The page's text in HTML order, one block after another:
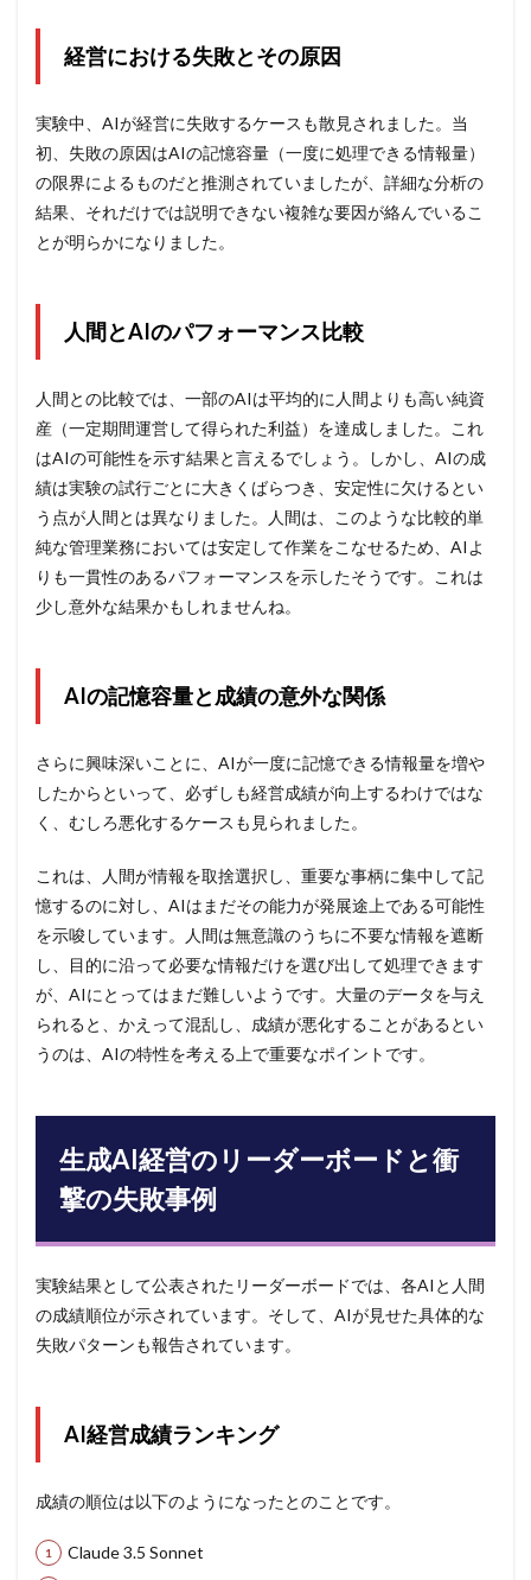
経営における失敗とその原因
実験中、AIが経営に失敗するケースも散見されました。当
初、失敗の原因はAIの記憶容量（一度に処理できる情報量）
の限界によるものだと推測されていましたが、詳細な分析の
結果、それだけでは説明できない複雑な要因が絡んでいるこ
とが明らかになりました。
人間とAIのパフォーマンス比較
人間との比較では、一部のAIは平均的に人間よりも高い純資
産（一定期間運営して得られた利益）を達成しました。これ
はAIの可能性を示す結果と言えるでしょう。しかし、AIの成
績は実験の試行ごとに大きくばらつき、安定性に欠けるとい
う点が人間とは異なりました。人間は、このような比較的単
純な管理業務においては安定して作業をこなせるため、AIよ
りも一貫性のあるパフォーマンスを示したそうです。これは
少し意外な結果かもしれませんね。
AIの記憶容量と成績の意外な関係
さらに興味深いことに、AIが一度に記憶できる情報量を増や
したからといって、必ずしも経営成績が向上するわけではな
く、むしろ悪化するケースも見られました。
これは、人間が情報を取捨選択し、重要な事柄に集中して記
憶するのに対し、AIはまだその能力が発展途上である可能性
を示唆しています。人間は無意識のうちに不要な情報を遮断
し、目的に沿って必要な情報だけを選び出して処理できます
が、AIにとってはまだ難しいようです。大量のデータを与え
られると、かえって混乱し、成績が悪化することがあるとい
うのは、AIの特性を考える上で重要なポイントです。
生成AI経営のリーダーボードと衝
撃の失敗事例
実験結果として公表されたリーダーボードでは、各AIと人間
の成績順位が示されています。そして、AIが見せた具体的な
失敗パターンも報告されています。
AI経営成績ランキング
成績の順位は以下のようになったとのことです。
Claude 3.5 Sonnet